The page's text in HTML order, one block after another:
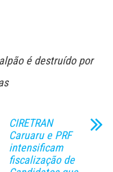
é destruído por
CIRETRAN
Caruaru e PRF
intensificam
fiscalização de